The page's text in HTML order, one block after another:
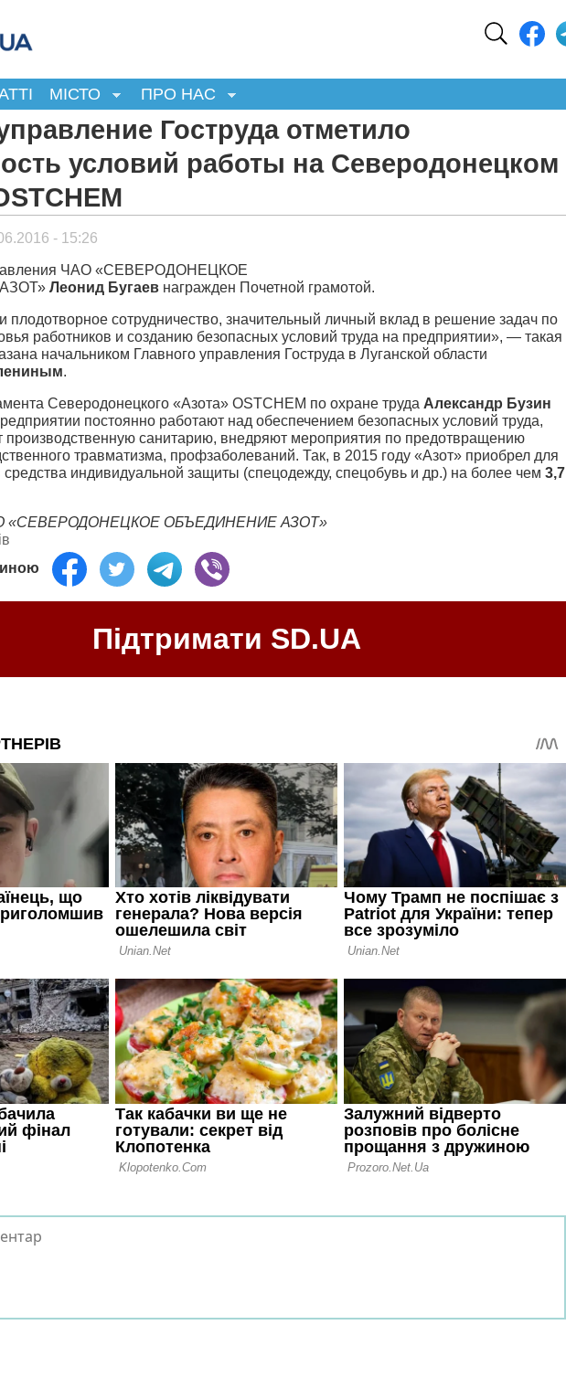
МІСТО ПРО НАС
Гоструда отметило
условий работы на Северодонецком
- 15:26
ЧАО «СЕВЕРОДОНЕЦКОЕ
Леонид Бугаев награжден Почетной грамотой.
плодотворное сотрудничество, значительный личный вклад в решение задач по
работников и созданию безопасных условий труда на предприятии», — такая
начальником Главного управления Гоструда в Луганской области
.
Северодонецкого «Азота» OSTCHEM по охране труда Александр Бузин
постоянно работают над обеспечением безопасных условий труда,
производственную санитарию, внедряют мероприятия по предотвращению
травматизма, профзаболеваний. Так, в 2015 году «Азот» приобрел для
средства индивидуальной защиты (спецодежду, спецобувь и др.) на более чем 3,7
«СЕВЕРОДОНЕЦКОЕ ОБЪЕДИНЕНИЕ АЗОТ»
Підтримати SD.UA